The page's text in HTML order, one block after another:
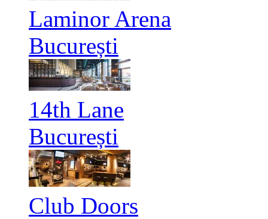
Laminor Arena
București
14th Lane
București
Club Doors